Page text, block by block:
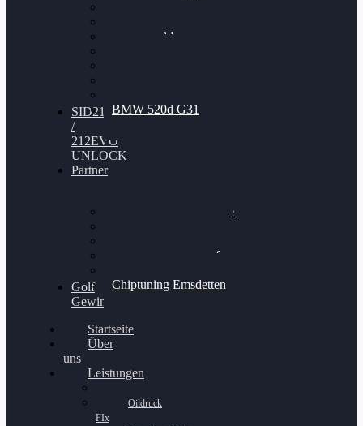
BMW 120d
BMW 520d G31
SID212
/
212EVO
UNLOCK
Partner
Bilgenroth Performance
Chiptuning Schüttorf
Chiptuning Emsdetten
Golf
Gewinnspiel
Startseite
Über
uns
Leistungen
Oildruck
FIx